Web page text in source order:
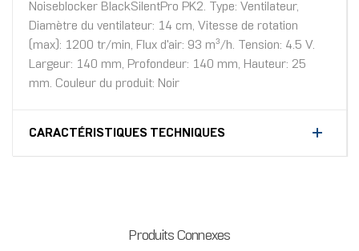
Noiseblocker BlackSilentPro PK2. Type: Ventilateur,
Diamètre du ventilateur: 14 cm, Vitesse de rotation
(max): 1200 tr/min, Flux d'air: 93 m³/h. Tension: 4.5 V.
Largeur: 140 mm, Profondeur: 140 mm, Hauteur: 25
mm. Couleur du produit: Noir
CARACTÉRISTIQUES TECHNIQUES
Produits Connexes